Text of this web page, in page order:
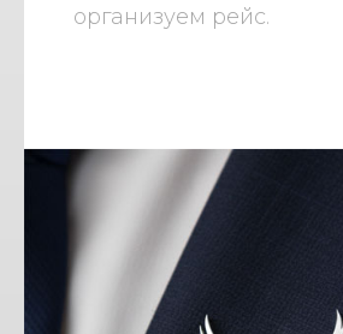
организуем рейс.